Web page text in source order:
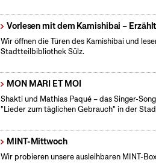
Vorlesen mit dem Kamishibai –
Wir öffnen die Türen des Kamishibai und
Stadtteilbibliothek Sülz.
MON MARI ET MOI
Shakti und Mathias Paqué – das Singer-
"Lieder zum täglichen Gebrauch" in der
MINT-Mittwoch
Wir probieren unsere ausleihbaren MINT-